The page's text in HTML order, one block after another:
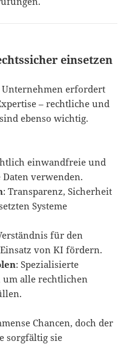
einsetzen
erfordert
– rechtliche und
ebenso wichtig.
einwandfreie und
verwenden.
: Transparenz, Sicherheit
Systeme
für den
von KI fördern.
: Spezialisierte
alle rechtlichen
Chancen, doch der
sorgfältig sie